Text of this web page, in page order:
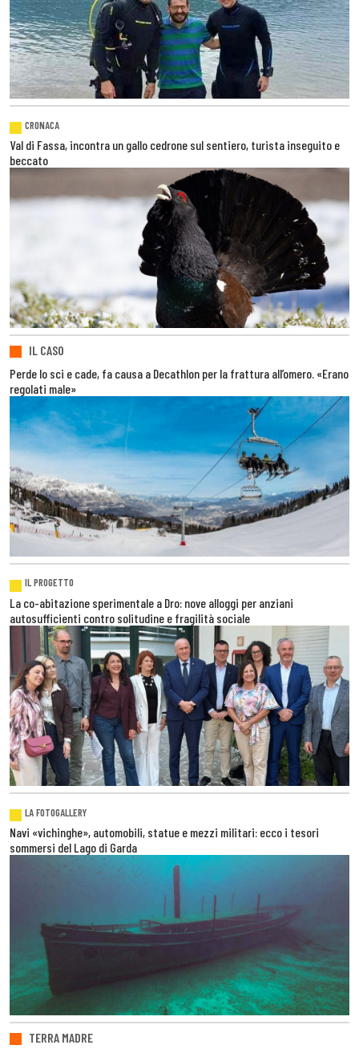
CRONACA
Val di Fassa, incontra un gallo cedrone sul sentiero, turista inseguito e
beccato
IL CASO
Perde lo sci e cade, fa causa a Decathlon per la frattura all’omero. «Erano
regolati male»
IL PROGETTO
La co-abitazione sperimentale a Dro: nove alloggi per anziani
autosufficienti contro solitudine e fragilità sociale
LA FOTOGALLERY
Navi «vichinghe», automobili, statue e mezzi militari: ecco i tesori
sommersi del Lago di Garda
TERRA MADRE